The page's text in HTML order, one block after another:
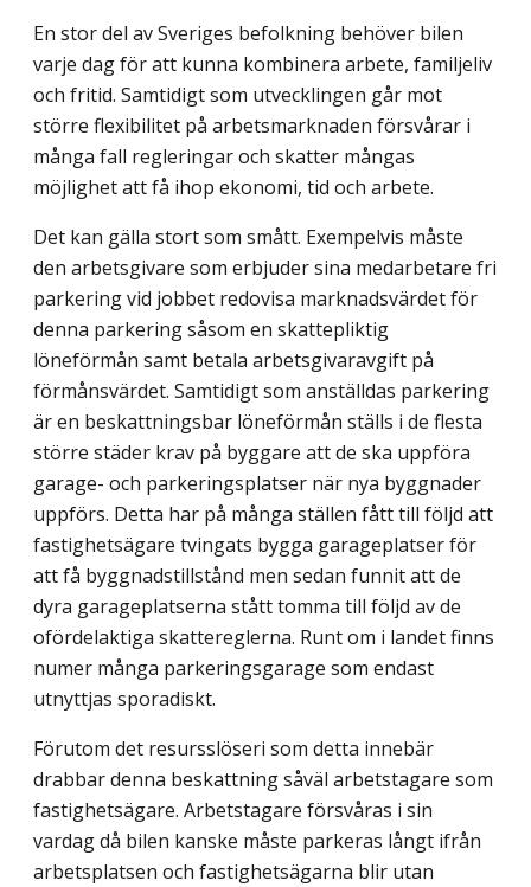
En stor del av Sveriges befolkning behöver bilen
varje dag för att kunna kombinera arbete, familjeliv
och fritid. Samtidigt som utvecklingen går mot
större flexibilitet på arbetsmarknaden försvårar i
många fall regleringar och skatter mångas
möjlighet att få ihop ekonomi, tid och arbete.
Det kan gälla stort som smått. Exempelvis måste
den arbetsgivare som erbjuder sina medarbetare fri
parkering vid jobbet redovisa marknadsvärdet för
denna parkering såsom en skattepliktig
löneförmån samt betala arbetsgivaravgift på
förmånsvärdet. Samtidigt som anställdas parkering
är en beskattningsbar löneförmån ställs i de flesta
större städer krav på byggare att de ska uppföra
garage- och parkeringsplatser när nya byggnader
uppförs. Detta har på många ställen fått till följd att
fastighetsägare tvingats bygga garageplatser för
att få byggnadstillstånd men sedan funnit att de
dyra garageplatserna stått tomma till följd av de
ofördelaktiga skattereglerna. Runt om i landet finns
numer många parkeringsgarage som endast
utnyttjas sporadiskt.
Förutom det resursslöseri som detta innebär
drabbar denna beskattning såväl arbetstagare som
fastighetsägare. Arbetstagare försvåras i sin
vardag då bilen kanske måste parkeras långt ifrån
arbetsplatsen och fastighetsägarna blir utan